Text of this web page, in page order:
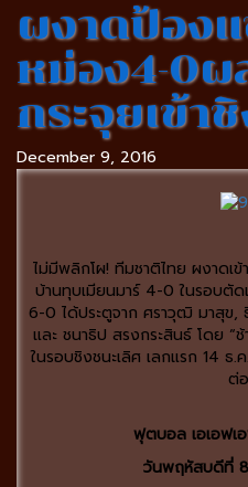
ผงาดป้อง
หม่อง4-0ผ
กระจุยเข้า
December 9, 2016
ไม่มีพลิกโผ! ทีมชาติไทย ผงาดเ
บ้านทุบเมียนมาร์ 4-0 ในรอบตั
6-0 ได้ประตูจาก ศราวุฒิ มาสุข,
และ ชนาธิป สรงกระสินธ์ โดย “
ในรอบชิงชนะเลิศ เลกแรก 14 ธ
ต่
ฟุตบอล เอเอฟ
วันพฤหัสบดีที่